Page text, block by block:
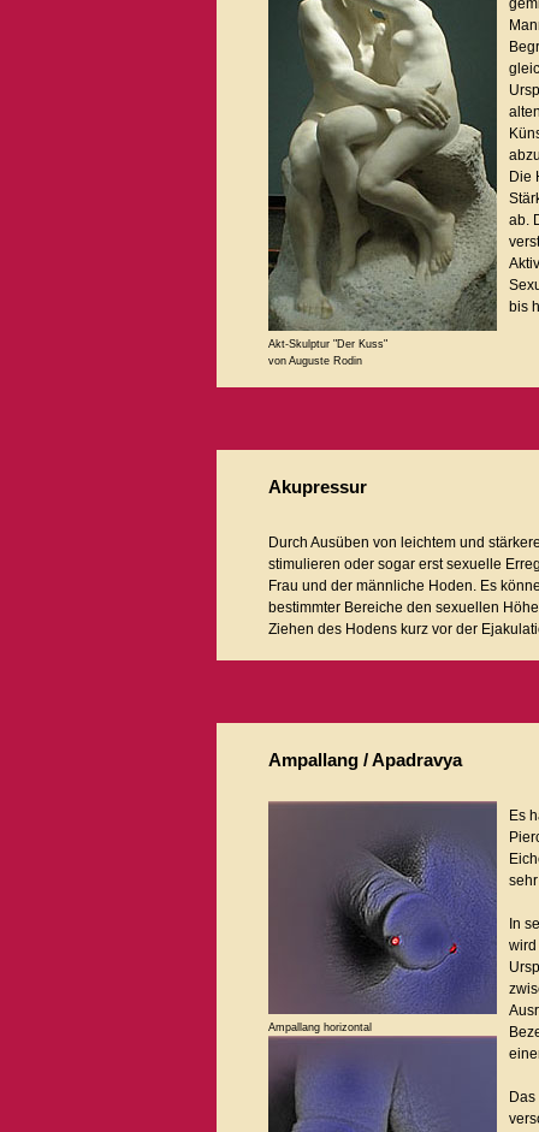
Akt-Skulptur "Der Kuss"
von Auguste Rodin
Die
ab.
bis
Akupressur
Durch Ausüben von leichtem und
stimulieren oder sogar erst sexuelle
Frau und der männliche Hoden. Es
bestimmter Bereiche den sexuellen
Ziehen des Hodens kurz vor der
Ampallang / Apadravya
Ampallang horizontal
Es
In
wird